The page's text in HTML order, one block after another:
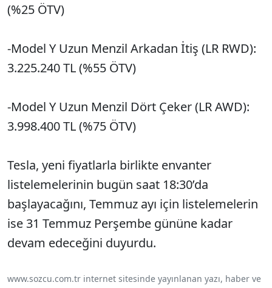
(%25 ÖTV)
-Model Y Uzun Menzil Arkadan İtiş (LR RWD):
3.225.240 TL (%55 ÖTV)
-Model Y Uzun Menzil Dört Çeker (LR AWD):
3.998.400 TL (%75 ÖTV)
Tesla, yeni fiyatlarla birlikte envanter
listelemelerinin bugün saat 18:30’da
başlayacağını, Temmuz ayı için listelemelerin
ise 31 Temmuz Perşembe gününe kadar
devam edeceğini duyurdu.
www.sozcu.com.tr internet sitesinde yayınlanan yazı, haber ve